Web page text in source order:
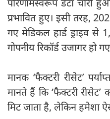
परिणामस्वरूप डेटा चोरी
प्रभावित हुए। इसी तरह,
गए मेडिकल हार्ड ड्राइव से
गोपनीय रिकॉर्ड उजागर हो
मानक ‘फैक्टरी रीसेट’
मानते हैं कि ‘फैक्टरी
मिट जाता है, लेकिन हमेशा